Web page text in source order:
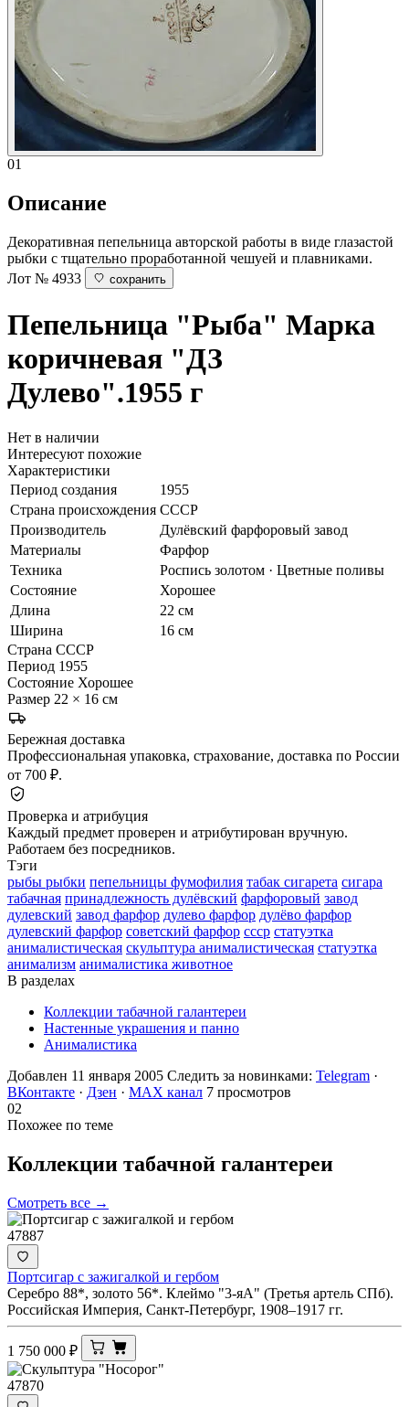
01
Описание
Декоративная пепельница авторской работы в виде глазастой
рыбки с тщательно проработанной чешуей и плавниками.
Лот № 4933
сохранить
Пепельница "Рыба" Марка
коричневая "ДЗ
Дулево".1955 г
Нет в наличии
Интересуют похожие
Характеристики
Период создания
1955
Страна происхождения СССР
Производитель
Дулёвский фарфоровый завод
Материалы
Фарфор
Техника
Роспись золотом · Цветные поливы
Состояние
Хорошее
Длина
22 см
Ширина
16 см
Страна СССР
Период 1955
Состояние Хорошее
Размер 22 × 16 см
Бережная доставка
Профессиональная упаковка, страхование, доставка по России
от 700 ₽.
Проверка и атрибуция
Каждый предмет проверен и атрибутирован вручную.
Работаем без посредников.
Тэги
рыбы рыбки пепельницы фумофилия табак сигарета сигара
табачная принадлежность дулёвский фарфоровый завод
дулевский завод фарфор дулево фарфор дулёво фарфор
дулевский фарфор советский фарфор ссср статуэтка
анималистическая скульптура анималистическая статуэтка
анимализм анималистика животное
В разделах
Коллекции табачной галантереи
Настенные украшения и панно
Анималистика
Добавлен 11 января 2005 Следить за новинками: Telegram ·
ВКонтакте · Дзен · MAX канал 7 просмотров
02
Похожее по теме
Коллекции табачной галантереи
Смотреть все →
47887
Портсигар с зажигалкой и гербом
Серебро 88*, золото 56*. Клеймо "3-яА" (Третья артель СПб).
Российская Империя, Санкт-Петербург, 1908–1917 гг.
1 750 000 ₽
47870